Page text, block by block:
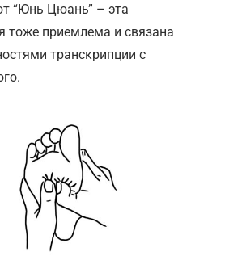
“Юнь Цюань” – эта
тоже приемлема и связана
транскрипции с